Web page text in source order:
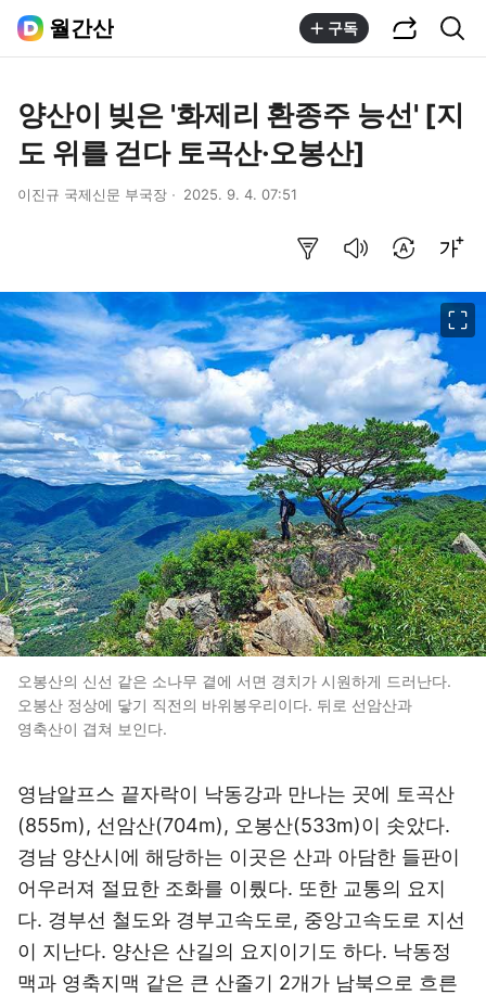
월간산 구독
양산이 빚은 '화제리 환종주 능선' [지
도 위를 걷다 토곡산·오봉산]
이진규 국제신문 부국장 2025. 9. 4. 07:51
오봉산의 신선 같은 소나무 곁에 서면 경치가 시원하게 드러난다.
오봉산 정상에 닿기 직전의 바위봉우리이다. 뒤로 선암산과
영축산이 겹쳐 보인다.
영남알프스 끝자락이 낙동강과 만나는 곳에 토곡산
(855m), 선암산(704m), 오봉산(533m)이 솟았다.
경남 양산시에 해당하는 이곳은 산과 아담한 들판이
어우러져 절묘한 조화를 이뤘다. 또한 교통의 요지
다. 경부선 철도와 경부고속도로, 중앙고속도로 지선
이 지난다. 양산은 산길의 요지이기도 하다. 낙동정
맥과 영축지맥 같은 큰 산줄기 2개가 남북으로 흐른